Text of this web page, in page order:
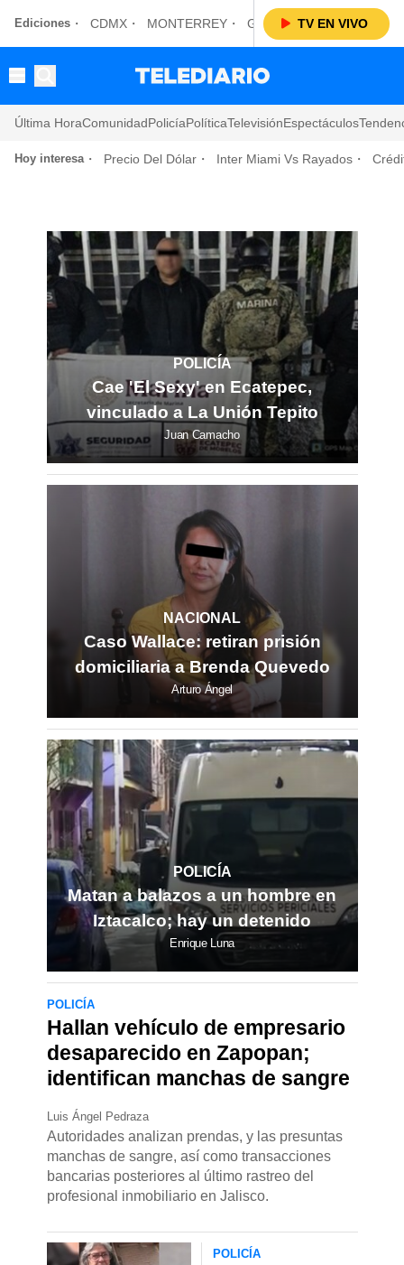
Ediciones CDMX MONTERREY GUADALAJARATV EN VIVO
Última HoraComunidadPolicíaPolíticaTelevisiónEspectáculos
Hoy interesa Precio Del Dólar Inter Miami Vs Rayados
POLICÍA
Cae 'El Sexy' en Ecatepec,
vinculado a La Unión Tepito
Juan Camacho
NACIONAL
Caso Wallace: retiran prisión
domiciliaria a Brenda Quevedo
Arturo Ángel
POLICÍA
Matan a balazos a un hombre en
Iztacalco; hay un detenido
Enrique Luna
POLICÍA
Hallan vehículo de empresario
desaparecido en Zapopan;
identifican manchas de sangre
Luis Ángel Pedraza
Autoridades analizan prendas, y las presuntas
manchas de sangre, así como transacciones
bancarias posteriores al último rastreo del
profesional inmobiliario en Jalisco.
POLICÍA